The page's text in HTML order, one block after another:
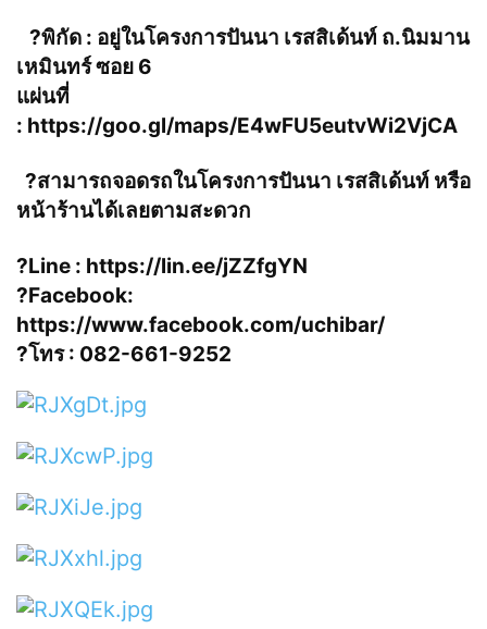
?พิกัด : อยู่ในโครงการปันนา เรสสิเด้นท์ ถ.นิมมาน
เหมินทร์ ซอย 6
แผ่นที่
: https://goo.gl/maps/E4wFU5eutvWi2VjCA
?สามารถจอดรถในโครงการปันนา เรสสิเด้นท์ หรือ
หน้าร้านได้เลยตามสะดวก
?Line : https://lin.ee/jZZfgYN
?Facebook:
https://www.facebook.com/uchibar/
?โทร : 082-661-9252